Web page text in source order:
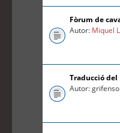
Fòrum de
Autor: Miquel
Traducció del
Autor: